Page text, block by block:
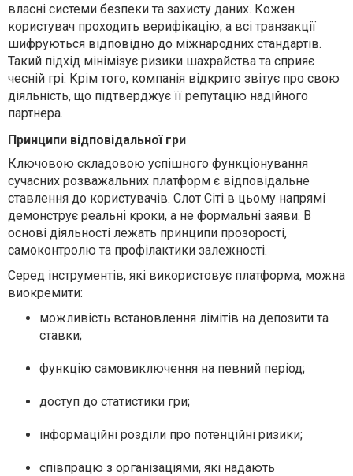
власні системи безпеки та захисту даних. Кожен
користувач проходить верифікацію, а всі транзакції
шифруються відповідно до міжнародних стандартів.
Такий підхід мінімізує ризики шахрайства та сприяє
чесній грі. Крім того, компанія відкрито звітує про свою
діяльність, що підтверджує її репутацію надійного
партнера.
Принципи відповідальної гри
Ключовою складовою успішного функціонування
сучасних розважальних платформ є відповідальне
ставлення до користувачів. Слот Сіті в цьому напрямі
демонструє реальні кроки, а не формальні заяви. В
основі діяльності лежать принципи прозорості,
самоконтролю та профілактики залежності.
Серед інструментів, які використовує платформа, можна
виокремити:
можливість встановлення лімітів на депозити та
ставки;
функцію самовиключення на певний період;
доступ до статистики гри;
інформаційні розділи про потенційні ризики;
співпрацю з організаціями, які надають